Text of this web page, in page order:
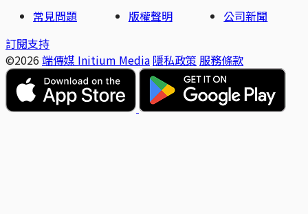
常見問題
版權聲明
公司新聞
訂閱支持
©2026 端傳媒 Initium Media 隱私政策 服務條款